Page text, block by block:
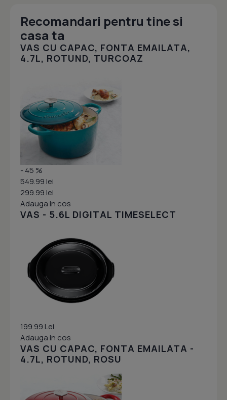
Recomandari pentru tine si
casa ta
VAS CU CAPAC, FONTA EMAILATA,
4.7L, ROTUND, TURCOAZ
- 45 %
549.99 lei
299.99 lei
Adauga in cos
VAS - 5.6L DIGITAL TIMESELECT
199.99 Lei
Adauga in cos
VAS CU CAPAC, FONTA EMAILATA -
4.7L, ROTUND, ROSU